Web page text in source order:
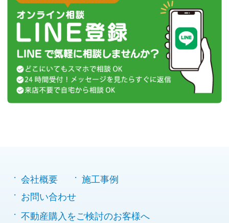
会社概要
施工事例
お問い合わせ
不動産購入をご検討のお客様へ